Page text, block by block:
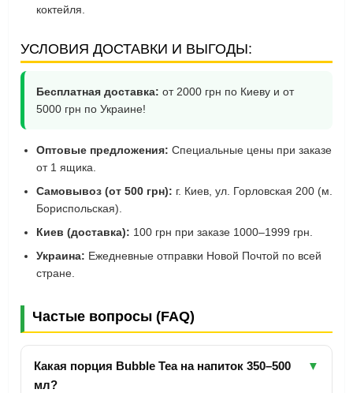
коктейля.
УСЛОВИЯ ДОСТАВКИ И ВЫГОДЫ:
Бесплатная доставка: от 2000 грн по Киеву и от
5000 грн по Украине!
Оптовые предложения: Специальные цены при заказе
от 1 ящика.
Самовывоз (от 500 грн): г. Киев, ул. Горловская 200 (м.
Бориспольская).
Киев (доставка): 100 грн при заказе 1000–1999 грн.
Украина: Ежедневные отправки Новой Почтой по всей
стране.
Частые вопросы (FAQ)
Какая порция Bubble Tea на напиток 350–500
мл?
▼